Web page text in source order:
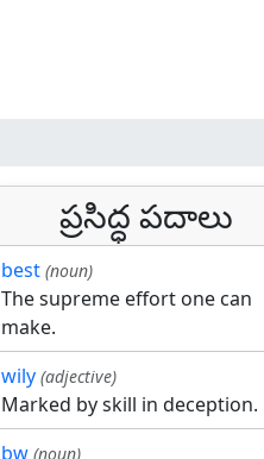
ప్రసిద్ధ పదాలు
best (noun)
The supreme effort one can
make.
wily (adjective)
Marked by skill in deception.
bw (noun)